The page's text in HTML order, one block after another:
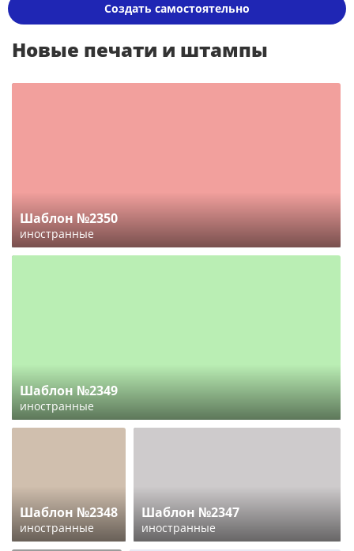
Создать самостоятельно
Новые печати и штампы
Шаблон №2350
иностранные
Шаблон №2349
иностранные
Шаблон №2348
иностранные
Шаблон №2347
иностранные